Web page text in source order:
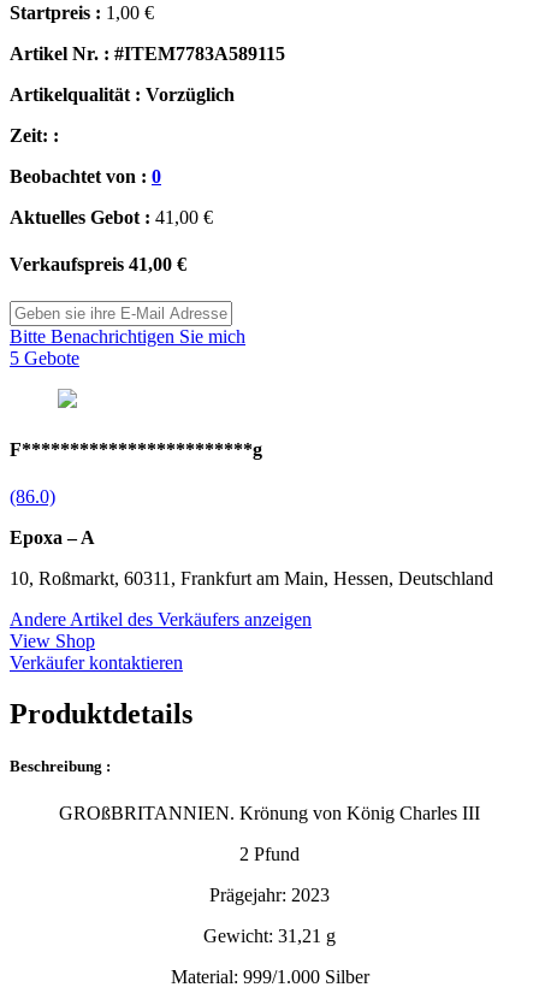
Startpreis : 1,00 €
Artikel Nr. : #ITEM7783A589115
Artikelqualität : Vorzüglich
Zeit: :
Beobachtet von : 0
Aktuelles Gebot : 41,00 €
Verkaufspreis 41,00 €
Bitte Benachrichtigen Sie mich
5 Gebote
F************************g
(86.0)
Epoxa – A
10, Roßmarkt, 60311, Frankfurt am Main, Hessen, Deutschland
Andere Artikel des Verkäufers anzeigen
View Shop
Verkäufer kontaktieren
Produktdetails
Beschreibung :
GROßBRITANNIEN. Krönung von König Charles III
2 Pfund
Prägejahr: 2023
Gewicht: 31,21 g
Material: 999/1.000 Silber